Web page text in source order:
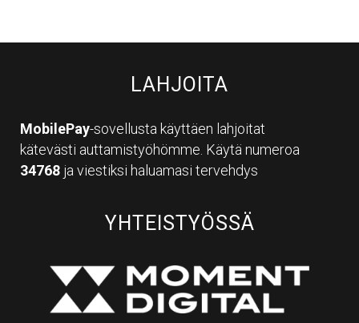
LAHJOITA
MobilePay-sovellusta käyttäen lahjoitat
kätevästi auttamistyöhömme. Käytä numeroa
34768 ja viestiksi haluamasi tervehdys
YHTEISTYÖSSÄ